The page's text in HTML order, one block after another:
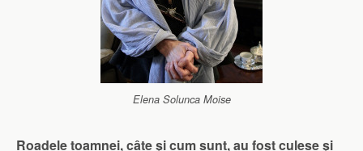
Elena Solunca Moise
Roadele toamnei, câte şi cum sunt, au fost culese şi